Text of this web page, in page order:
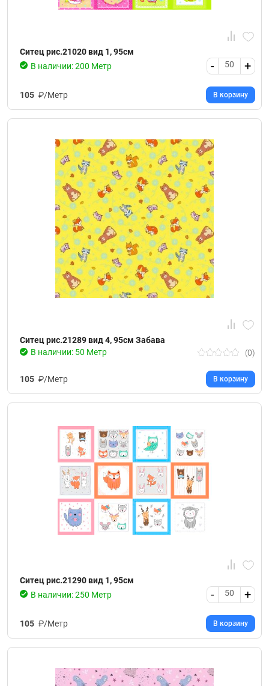
Ситец рис.21020 вид 1, 95см
В наличии: 200 Метр
- 50 +
105 ₽/Метр В корзину
Ситец рис.21289 вид 4, 95см Забава
В наличии: 50 Метр
(0)
105 ₽/Метр В корзину
Ситец рис.21290 вид 1, 95см
В наличии: 250 Метр
- 50 +
105 ₽/Метр В корзину